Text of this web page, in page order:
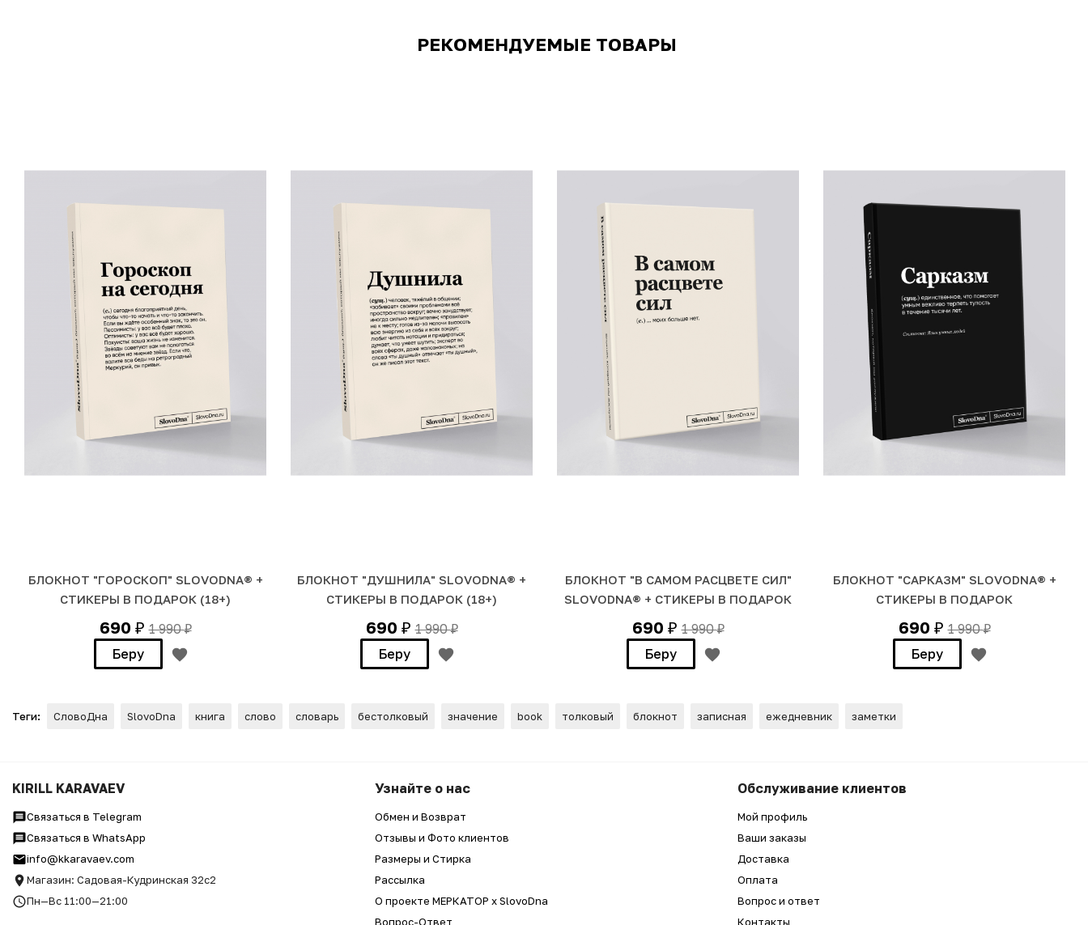
РЕКОМЕНДУЕМЫЕ ТОВАРЫ
БЛОКНОТ "ГОРОСКОП" SLOVODNA® +
СТИКЕРЫ В ПОДАРОК (18+)
690 ₽ 1 990₽
Беру
БЛОКНОТ "ДУШНИЛА" SLOVODNA® +
СТИКЕРЫ В ПОДАРОК (18+)
690 ₽ 1 990₽
Беру
БЛОКНОТ "В САМОМ РАСЦВЕТЕ СИЛ"
SLOVODNA® + СТИКЕРЫ В ПОДАРОК
690 ₽ 1 990₽
Беру
БЛОКНОТ "САРКАЗМ" SLOVODNA® +
СТИКЕРЫ В ПОДАРОК
690 ₽ 1 990₽
Беру
Теги: СловоДна SlovoDna книга слово словарь бестолковый значение book толковый блокнот записная ежедневник заметки
KIRILL KARAVAEV
Связаться в Telegram
Связаться в WhatsApp
info@kkaravaev.com
Магазин: Садовая-Кудринская 32с2
Пн—Вс 11:00—21:00
Узнайте о нас
Обмен и Возврат
Отзывы и Фото клиентов
Размеры и Стирка
Рассылка
О проекте МЕРКАТОР x SlovoDna
Вопрос-Ответ
Обслуживание клиентов
Мой профиль
Ваши заказы
Доставка
Оплата
Вопрос и ответ
Контакты